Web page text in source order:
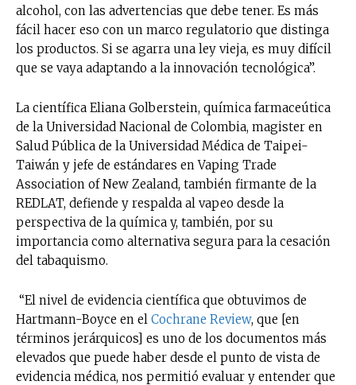
alcohol, con las advertencias que debe tener. Es más
fácil hacer eso con un marco regulatorio que distinga
los productos. Si se agarra una ley vieja, es muy difícil
que se vaya adaptando a la innovación tecnológica”.
La científica Eliana Golberstein, química farmaceútica
de la Universidad Nacional de Colombia, magister en
Salud Pública de la Universidad Médica de Taipei-
Taiwán y jefe de estándares en Vaping Trade
Association of New Zealand, también firmante de la
REDLAT, defiende y respalda al vapeo desde la
perspectiva de la química y, también, por su
importancia como alternativa segura para la cesación
del tabaquismo.
“El nivel de evidencia científica que obtuvimos de
Hartmann-Boyce en el Cochrane Review, que [en
términos jerárquicos] es uno de los documentos más
elevados que puede haber desde el punto de vista de
evidencia médica, nos permitió evaluar y entender que